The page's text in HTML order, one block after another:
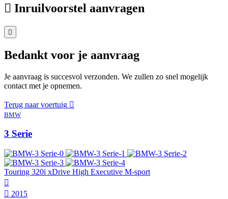
Inruilvoorstel aanvragen
Bedankt voor je aanvraag
Je aanvraag is succesvol verzonden. We zullen zo snel mogelijk
contact met je opnemen.
Terug naar voertuig
BMW
3 Serie
Touring 320i xDrive High Executive M-sport
2015